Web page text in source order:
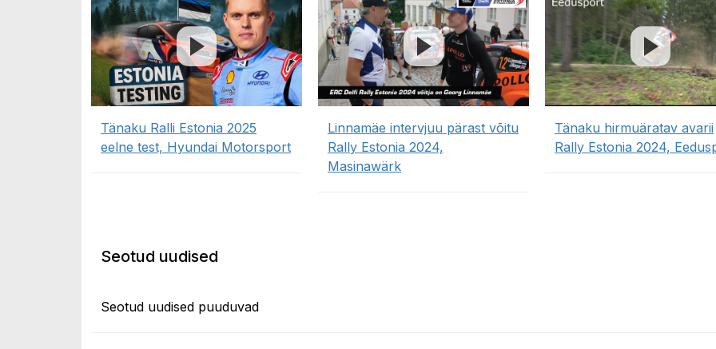
Tänaku Ralli Estonia 2025
eelne test, Hyundai Motorsport
Linnamäe intervjuu pärast võitu
Rally Estonia 2024,
Masinawärk
Tänaku hirmuäratav avarii
Rally Estonia 2024,
Seotud uudised
Seotud uudised puuduvad